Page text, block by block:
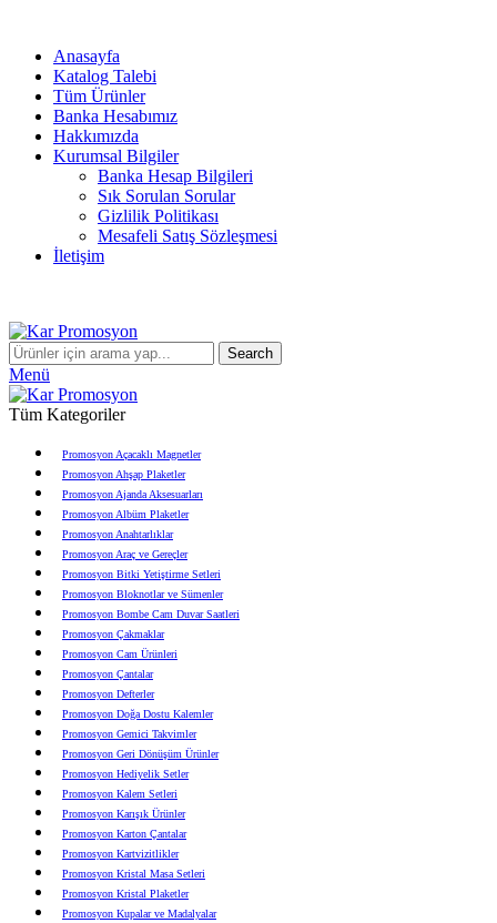
Anasayfa
Katalog Talebi
Tüm Ürünler
Banka Hesabımız
Hakkımızda
Kurumsal Bilgiler
Banka Hesap Bilgileri
Sık Sorulan Sorular
Gizlilik Politikası
Mesafeli Satış Sözleşmesi
İletişim
Search
Menü
Tüm Kategoriler
Promosyon Açacaklı Magnetler
Promosyon Ahşap Plaketler
Promosyon Ajanda Aksesuarları
Promosyon Albüm Plaketler
Promosyon Anahtarlıklar
Promosyon Araç ve Gereçler
Promosyon Bitki Yetiştirme Setleri
Promosyon Bloknotlar ve Sümenler
Promosyon Bombe Cam Duvar Saatleri
Promosyon Çakmaklar
Promosyon Cam Ürünleri
Promosyon Çantalar
Promosyon Defterler
Promosyon Doğa Dostu Kalemler
Promosyon Gemici Takvimler
Promosyon Geri Dönüşüm Ürünler
Promosyon Hediyelik Setler
Promosyon Kalem Setleri
Promosyon Karışık Ürünler
Promosyon Karton Çantalar
Promosyon Kartvizitlikler
Promosyon Kristal Masa Setleri
Promosyon Kristal Plaketler
Promosyon Kupalar ve Madalyalar